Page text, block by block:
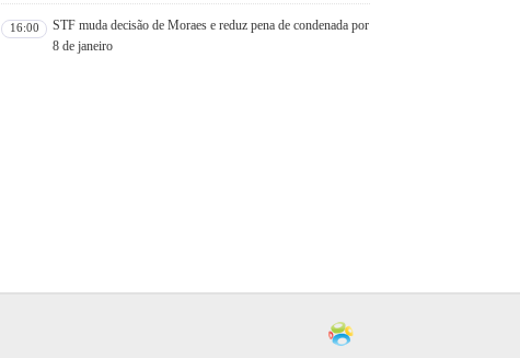
16:00
STF muda decisão de Moraes e reduz pena de condenada por
8 de janeiro